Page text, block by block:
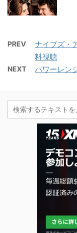
PREV
ナイブズ・
料視聴
NEXT パワーレン